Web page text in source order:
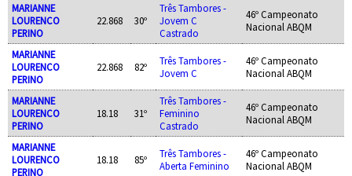
MARIANNE
LOURENCO
PERINO
22.868 30º
Três Tambores -
Jovem C
Castrado
46º Campeonato
Nacional ABQM
MARIANNE
LOURENCO
PERINO
22.868 82º
Três Tambores -
Jovem C
46º Campeonato
Nacional ABQM
MARIANNE
LOURENCO
PERINO
18.18 31º
Três Tambores -
Feminino
Castrado
46º Campeonato
Nacional ABQM
MARIANNE
LOURENCO
PERINO
18.18 85º
Três Tambores -
Aberta Feminino
46º Campeonato
Nacional ABQM